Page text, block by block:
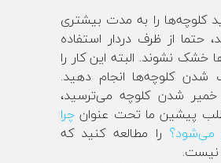
کلوچه‌ها را به مدت بیشتری
حتما از ظرف دردار استفاده
خشک نشوند. البته این کار را
کلوچه‌ها انجام دهید.
خمیر شدن کلوچه می‌ترسید،
پیشین ما تحت عنوانچرا
می‌شود؟ را مطالعه کنید که
نیست.